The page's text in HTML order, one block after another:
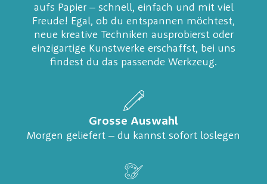
aufs Papier – schnell, einfach und mit viel
Freude! Egal, ob du entspannen möchtest,
neue kreative Techniken ausprobierst oder
einzigartige Kunstwerke erschaffst, bei uns
findest du das passende Werkzeug.
Grosse Auswahl
Morgen geliefert – du kannst sofort loslegen